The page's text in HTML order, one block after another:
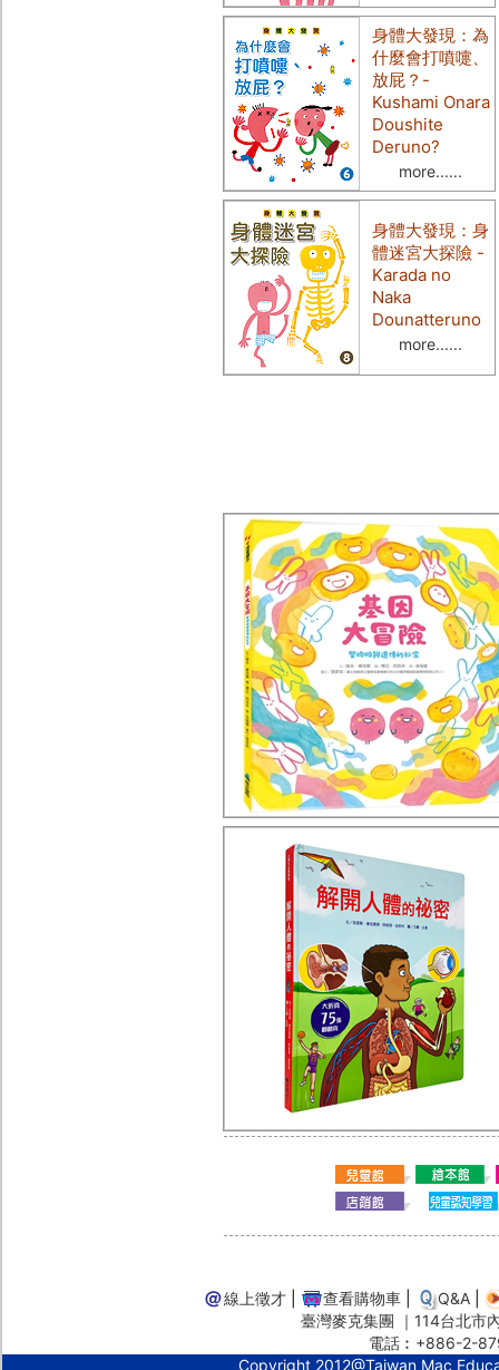
身體大發現：為
什麼會打噴嚏、
放屁？ -
Kushami Onara
Doushite
Deruno?
more......
身體大發現：身
體迷宮大探險 -
Karada no
Naka
Dounatteruno
more......
線上徵才 查看購物車 Q&A
臺灣麥克集團 ｜114台北
電話︰+886-2-
Copyright 2012@Taiwan Mac